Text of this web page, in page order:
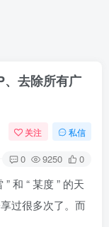
、去除所有广
关注 私信
0 9250 0
和 “ 某度 ” 的天
过很多次了。而